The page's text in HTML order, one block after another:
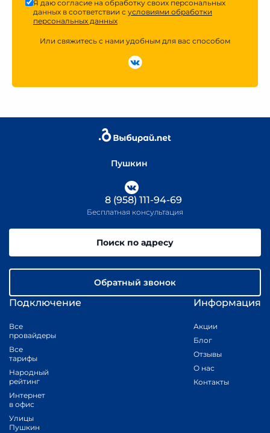
Я даю согласие на обработку своих персональных
данных в соответствии с условиями обработки
персональных данных
Или свяжитесь с нами удобным для вас способом
Пушкин
Подключение
Все
провайдеры
Все
тарифы
Народный
рейтинг
Интернет
в офис
Улицы
Пушкин
Информация
Акции
Блог
Отзывы
О нас
Контакты
8 (958) 111-94-69
Бесплатная консультация
Поиск по адресу
Обратный звонок